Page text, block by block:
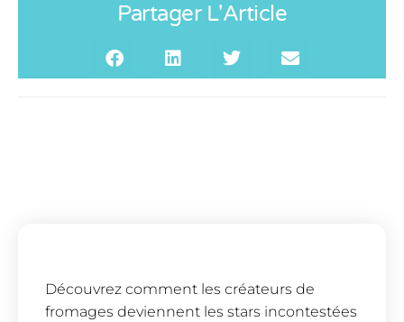
Partager L'Article
Découvrez comment les créateurs de
fromages deviennent les stars incontestées